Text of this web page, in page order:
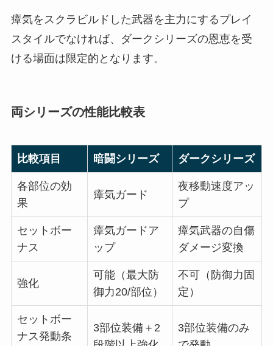
瘴気をスクラビルドした武器を主力にするプレイ
スタイルでなければ、ダークシリーズの恩恵を受
ける場面は限定的となります。
両シリーズの性能比較表
比較項目 暗闘シリーズ ダークシリーズ
各部位の効
果
瘴気ガード
夜移動速度アッ
プ
セットボー
ナス
瘴気ガードア
ップ
瘴気武器の自傷
ダメージ変換
強化
可能（最大防
御力20/部位）
不可（防御力固
定）
セットボー
ナス発動条
3部位装備＋2
3部位装備のみ